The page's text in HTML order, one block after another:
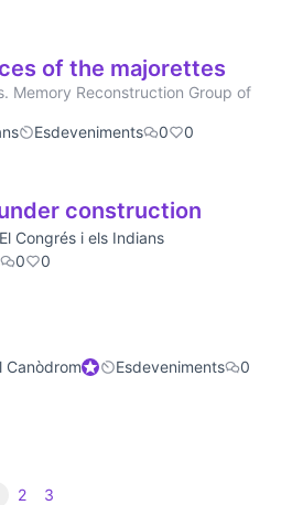
of the majorettes
Memory Reconstruction Group of
Esdeveniments 0 0
construction
El Congrés i els Indians
0 0
CanòdromOfficial participant
Esdeveniments
0
2 3